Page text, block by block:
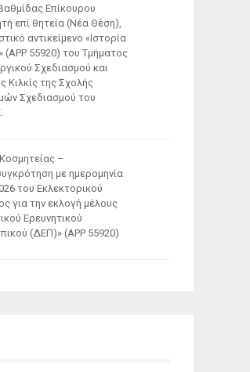
Επίκουρου
επί θητεία (Νέα Θέση),
αντικείμενο «Ιστορία
(ΑΡΡ 55920) του Τμήματος
Σχεδιασμού και
Κιλκίς της Σχολής
Σχεδιασμού του
–
με ημερομηνία
του Εκλεκτορικού
για την εκλογή μέλους
Ερευνητικού
(ΔΕΠ)» (APP 55920)